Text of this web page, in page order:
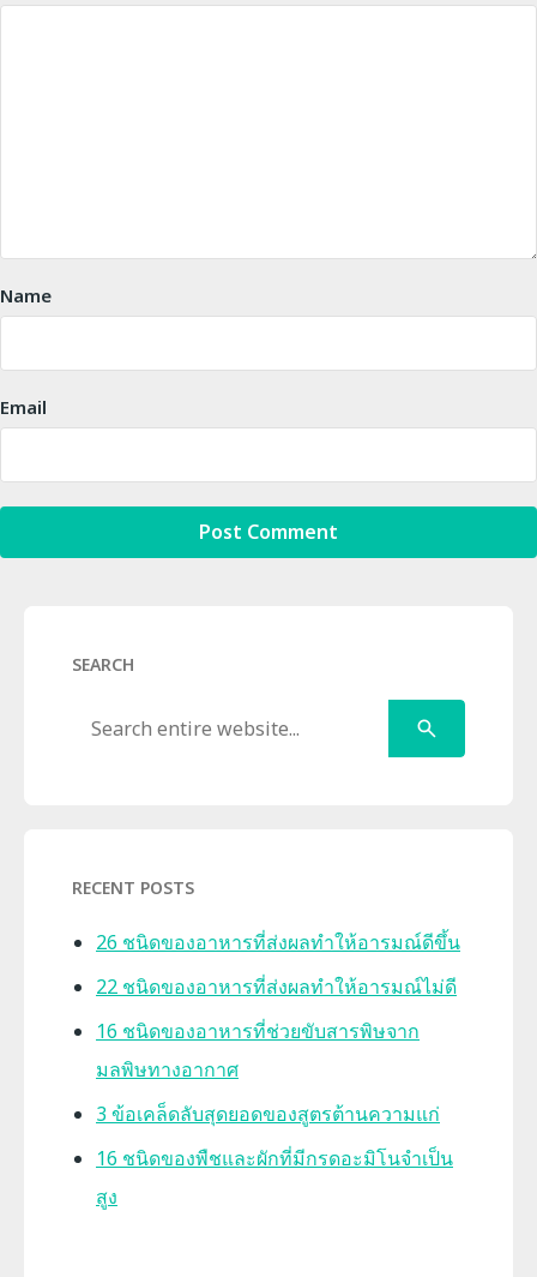
Name
Email
SEARCH
RECENT POSTS
26 ชนิดของอาหารที่ส่งผลทำให้อารมณ์ดีขึ้น
22 ชนิดของอาหารที่ส่งผลทำให้อารมณ์ไม่ดี
16 ชนิดของอาหารที่ช่วยขับสารพิษจาก
มลพิษทางอากาศ
3 ข้อเคล็ดลับสุดยอดของสูตรต้านความแก่
16 ชนิดของพืชและผักที่มีกรดอะมิโนจำเป็น
สูง